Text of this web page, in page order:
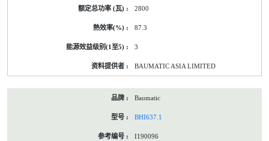
2800
87.3
3
BAUMATIC ASIA LIMITED
Baumatic
BHI637.1
I190096